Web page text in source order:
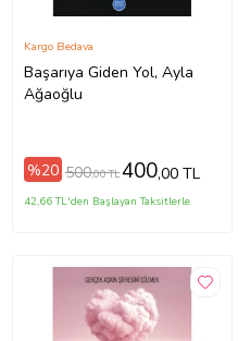
Başarıya Giden Yol, Ayla
Ağaoğlu
Kargo Bedava
%20 500,00 TL400,00 TL
42,66 TL'den Başlayan Taksitlerle